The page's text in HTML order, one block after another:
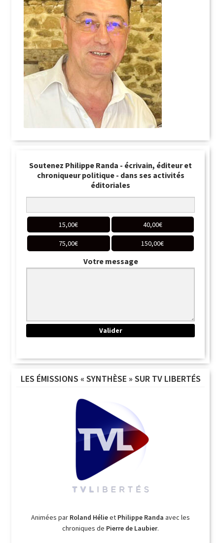
Soutenez Philippe Randa - écrivain, éditeur et
chroniqueur politique - dans ses activités
éditoriales
15,00€ 40,00€
75,00€ 150,00€
Votre message
LES ÉMISSIONS « SYNTHÈSE » SUR TV LIBERTÉS
Animées par Roland Hélieet Philippe Randa avec les
chroniques de Pierre de Laubier.